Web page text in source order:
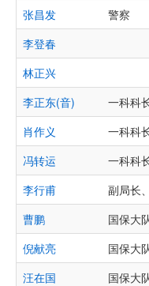
张昌发
警察
李登春
林正兴
李正东(音)
一科科
肖作义
一科科
冯转运
一科科
李行甫
副局长
曹鹏
国保大
倪献亮
国保大
汪在国
国保大